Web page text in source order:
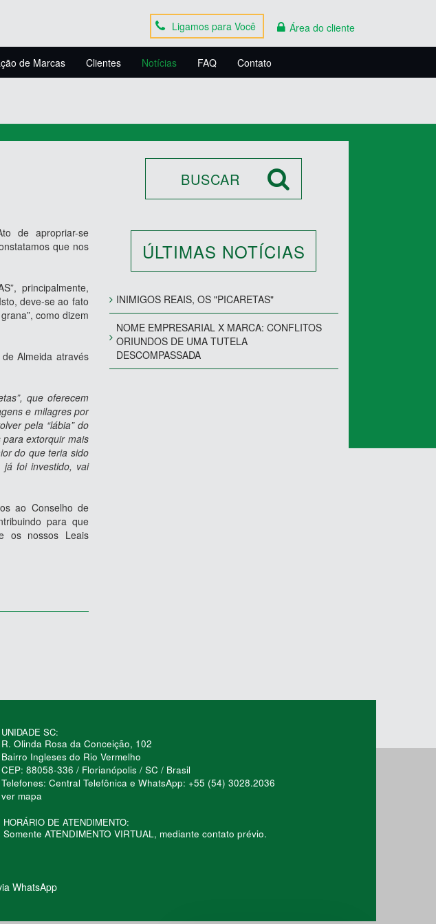
de Marcas Clientes Notícias FAQ Contato
Área do cliente
Ligamos para Você
de apropriar-se
que nos
principalmente,
deve-se ao fato
como dizem
Almeida através
que oferecem
e milagres por
pela “lábia” do
para extorquir mais
do que teria sido
foi investido, vai
ao Conselho de
para que
os nossos Leais
ÚLTIMAS NOTÍCIAS
INIMIGOS REAIS, OS "PICARETAS"
NOME EMPRESARIAL X MARCA: CONFLITOS
ORIUNDOS DE UMA TUTELA
DESCOMPASSADA
UNIDADE SC:
R. Olinda Rosa da Conceição, 102
Bairro Ingleses do Rio Vermelho
CEP: 88058-336 / Florianópolis / SC / Brasil
Telefones: Central Telefônica e WhatsApp: +55 (54) 3028.2036
ver mapa
HORÁRIO DE ATENDIMENTO:
Somente ATENDIMENTO VIRTUAL, mediante contato prévio.
WhatsApp